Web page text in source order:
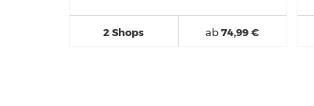
2 Shops ab74,99 €